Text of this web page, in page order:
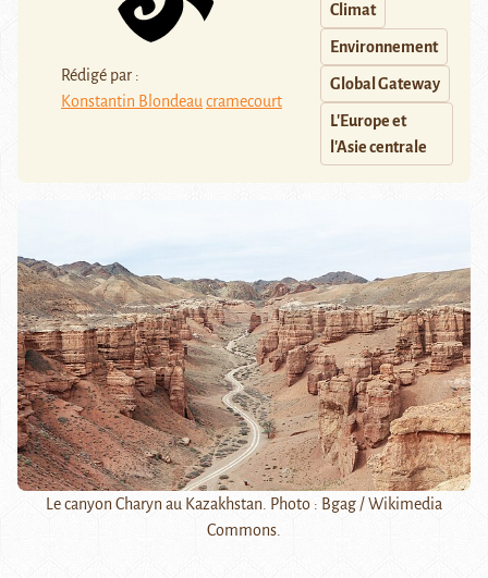
Rédigé par :
Konstantin Blondeau cramecourt
Climat
Environnement
Global Gateway
L'Europe et
l'Asie centrale
Le canyon Charyn au Kazakhstan. Photo : Bgag / Wikimedia
Commons.